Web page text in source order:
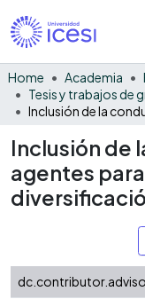
Home Academia
Tesis y trabajos de
Inclusión de
agentes